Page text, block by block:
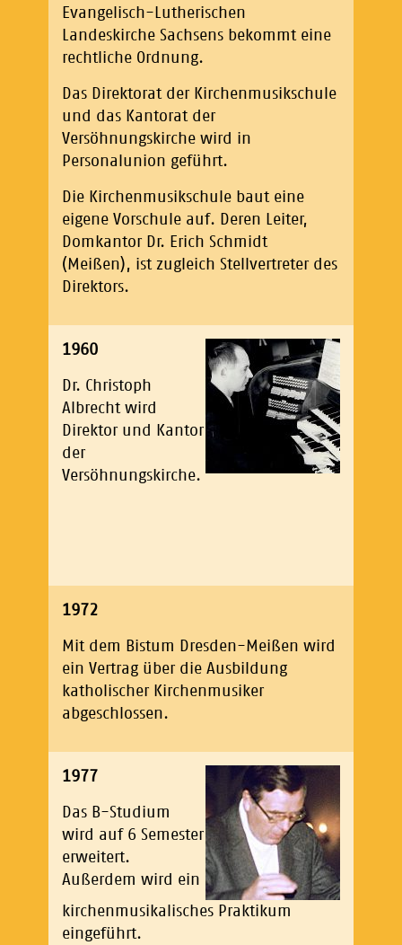
Evangelisch-Lutherischen
Landeskirche Sachsens bekommt eine
rechtliche Ordnung.
Das Direktorat der Kirchenmusikschule
und das Kantorat der
Versöhnungskirche wird in
Personalunion geführt.
Die Kirchenmusikschule baut eine
eigene Vorschule auf. Deren Leiter,
Domkantor Dr. Erich Schmidt
(Meißen), ist zugleich Stellvertreter des
Direktors.
1960
Dr. Christoph
Albrecht wird
Direktor und Kantor
der
Versöhnungskirche.
1972
Mit dem Bistum Dresden-Meißen wird
ein Vertrag über die Ausbildung
katholischer Kirchenmusiker
abgeschlossen.
1977
Das B-Studium
wird auf 6 Semester
erweitert.
Außerdem wird ein
kirchenmusikalisches Praktikum
eingeführt.